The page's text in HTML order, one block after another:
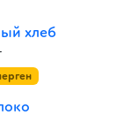
хлеб